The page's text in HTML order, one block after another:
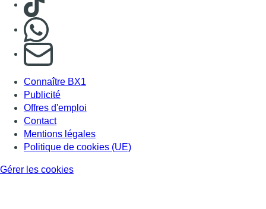
S'abonner à notre newsletter
Connaître BX1
Publicité
Offres d'emploi
Contact
Mentions légales
Politique de cookies (UE)
Gérer les cookies